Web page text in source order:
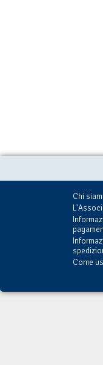
Chi
Come